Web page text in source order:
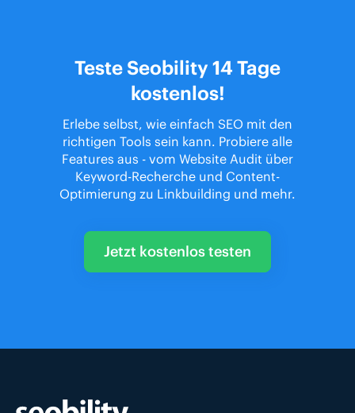
Teste Seobility 14 Tage
kostenlos!
Erlebe selbst, wie einfach SEO mit den
richtigen Tools sein kann. Probiere alle
Features aus - vom Website Audit über
Keyword-Recherche und Content-
Optimierung zu Linkbuilding und mehr.
Jetzt kostenlos testen